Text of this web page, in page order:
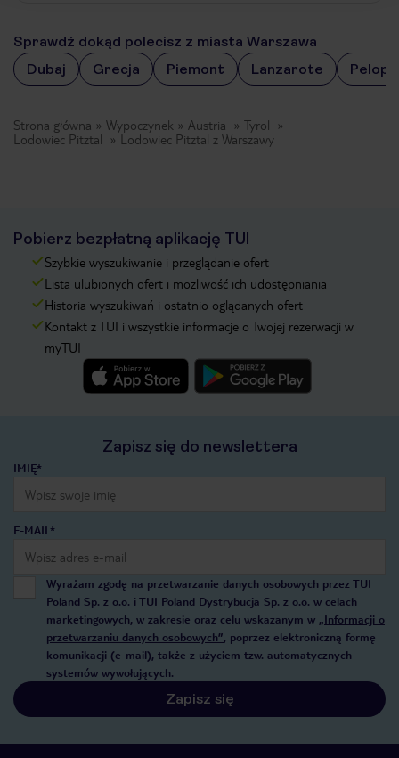
Sprawdź dokąd polecisz z miasta Warszawa
Dubaj
Grecja Piemont Lanzarote
Strona główna Wypoczynek Austria
Tyrol
Lodowiec Pitztal
Lodowiec Pitztal z Warszawy
Pobierz bezpłatną aplikację TUI
Szybkie wyszukiwanie i przeglądanie ofert
Lista ulubionych ofert i możliwość ich udostępniania
Historia wyszukiwań i ostatnio oglądanych ofert
Kontakt z TUI i wszystkie informacje o Twojej rezerwacji w
myTUI
Zapisz się do newslettera
IMIĘ*
E-MAIL*
Wyrażam zgodę na przetwarzanie danych osobowych przez TUI
Poland Sp. z o.o. i TUI Poland Dystrybucja Sp. z o.o. w celach
marketingowych, w zakresie oraz celu wskazanym w „Informacji o
przetwarzaniu danych osobowych”, poprzez elektroniczną formę
komunikacji (e-mail), także z użyciem tzw. automatycznych
systemów wywołujących.
Zapisz się